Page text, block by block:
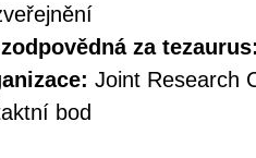
za
Joint Research
bod